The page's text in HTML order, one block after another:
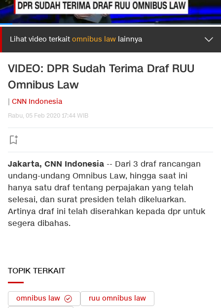
Lihat video terkait omnibus law lainnya
VIDEO: DPR Sudah Terima Draf RUU
Omnibus Law
| CNN Indonesia
Rabu, 05 Feb 2020 17:44 WIB
Jakarta, CNN Indonesia -- Dari 3 draf rancangan
undang-undang Omnibus Law, hingga saat ini
hanya satu draf tentang perpajakan yang telah
selesai, dan surat presiden telah dikeluarkan.
Artinya draf ini telah diserahkan kepada dpr untuk
segera dibahas.
TOPIK TERKAIT
omnibus law
ruu omnibus law